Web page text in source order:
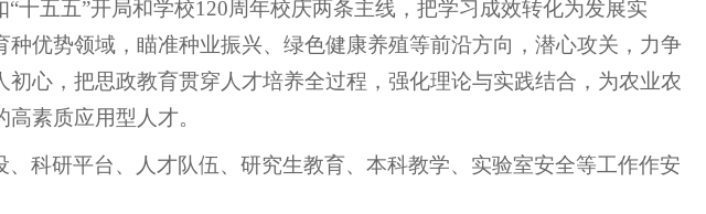
十五五”开局和学校120周年校庆两条主线，把学习成效转化为发展实
优势领域，瞄准种业振兴、绿色健康养殖等前沿方向，潜心攻关，力争
心，把思政教育贯穿人才培养全过程，强化理论与实践结合，为农业农
素质应用型人才。
科研平台、人才队伍、研究生教育、本科教学、实验室安全等工作作安